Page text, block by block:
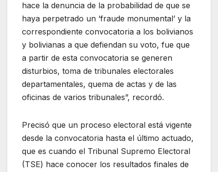
hace la denuncia de la probabilidad de que se
haya perpetrado un ‘fraude monumental’ y la
correspondiente convocatoria a los bolivianos
y bolivianas a que defiendan su voto, fue que
a partir de esta convocatoria se generen
disturbios, toma de tribunales electorales
departamentales, quema de actas y de las
oficinas de varios tribunales”, recordó.
Precisó que un proceso electoral está vigente
desde la convocatoria hasta el último actuado,
que es cuando el Tribunal Supremo Electoral
(TSE) hace conocer los resultados finales de